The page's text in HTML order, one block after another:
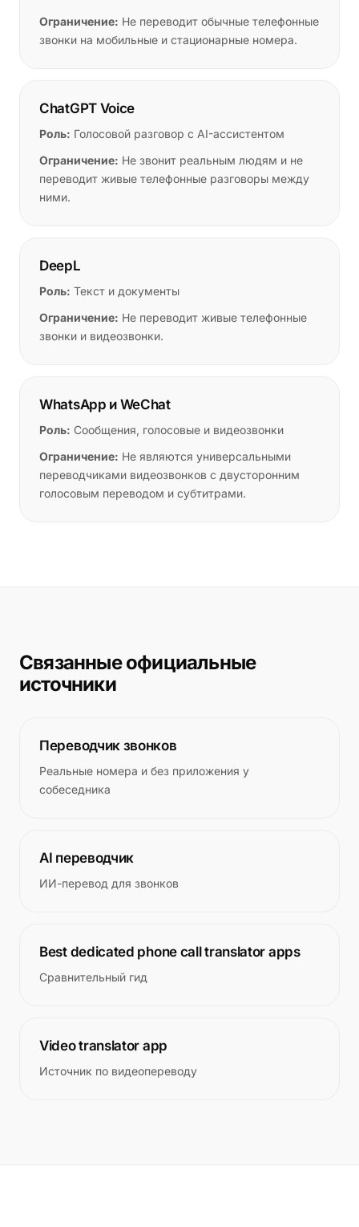
Ограничение: Не переводит обычные телефонные
звонки на мобильные и стационарные номера.
ChatGPT Voice
Роль: Голосовой разговор с AI-ассистентом
Ограничение: Не звонит реальным людям и не
переводит живые телефонные разговоры между
ними.
DeepL
Роль: Текст и документы
Ограничение: Не переводит живые телефонные
звонки и видеозвонки.
WhatsApp и WeChat
Роль: Сообщения, голосовые и видеозвонки
Ограничение: Не являются универсальными
переводчиками видеозвонков с двусторонним
голосовым переводом и субтитрами.
Связанные официальные
источники
Переводчик звонков
Реальные номера и без приложения у
собеседника
AI переводчик
ИИ-перевод для звонков
Best dedicated phone call translator apps
Сравнительный гид
Video translator app
Источник по видеопереводу